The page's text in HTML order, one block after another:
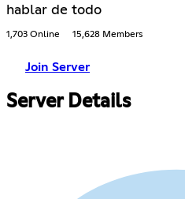
hablar de todo
1,703 Online 15,628 Members
Join Server
Server Details